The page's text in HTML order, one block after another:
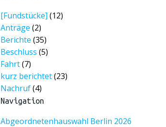
[Fundstücke] (12)
Anträge (2)
Berichte (35)
Beschluss (5)
Fahrt(7)
kurz berichtet(23)
Nachruf(4)
Navigation
Abgeordnetenhauswahl Berlin 2026